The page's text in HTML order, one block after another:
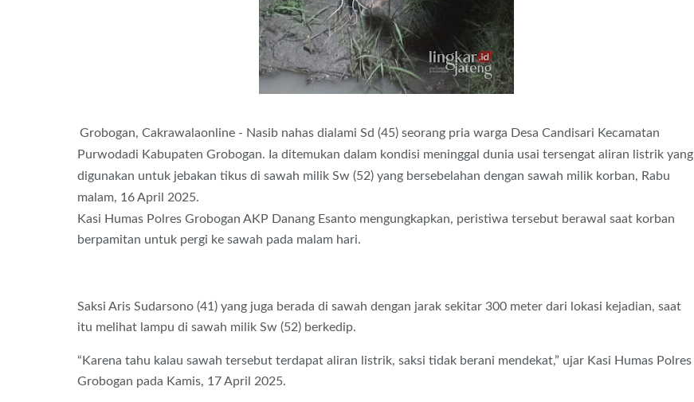
Grobogan, Cakrawalaonline - Nasib nahas dialami Sd (45) seorang pria warga Desa Candisari Kecamatan
Purwodadi Kabupaten Grobogan. Ia ditemukan dalam kondisi meninggal dunia usai tersengat aliran listrik yang
digunakan untuk jebakan tikus di sawah milik Sw (52) yang bersebelahan dengan sawah milik korban, Rabu
malam, 16 April 2025.
Kasi Humas Polres Grobogan AKP Danang Esanto mengungkapkan, peristiwa tersebut berawal saat korban
berpamitan untuk pergi ke sawah pada malam hari.
Saksi Aris Sudarsono (41) yang juga berada di sawah dengan jarak sekitar 300 meter dari lokasi kejadian, saat
itu melihat lampu di sawah milik Sw (52) berkedip.
“Karena tahu kalau sawah tersebut terdapat aliran listrik, saksi tidak berani mendekat,” ujar Kasi Humas Polres
Grobogan pada Kamis, 17 April 2025.